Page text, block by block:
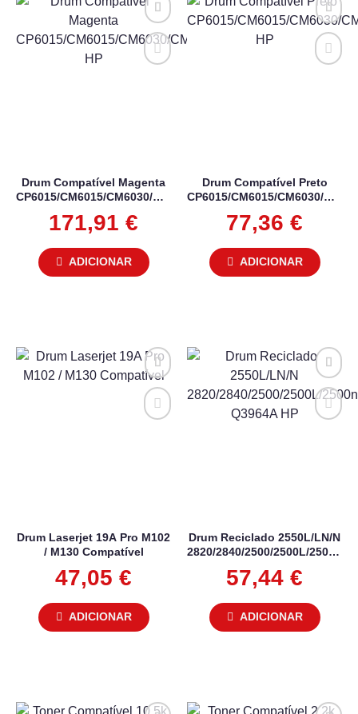
Drum Compatível Magenta
CP6015/CM6015/CM6030/CM6040
171,91 €
ADICIONAR
Drum Compatível Preto
CP6015/CM6015/CM6030/
77,36 €
ADICIONAR
Drum Laserjet 19A Pro M102
/ M130 Compatível
47,05 €
ADICIONAR
Drum Reciclado 2550L/LN/N
2820/2840/2500/2500L/2500n/
57,44 €
ADICIONAR